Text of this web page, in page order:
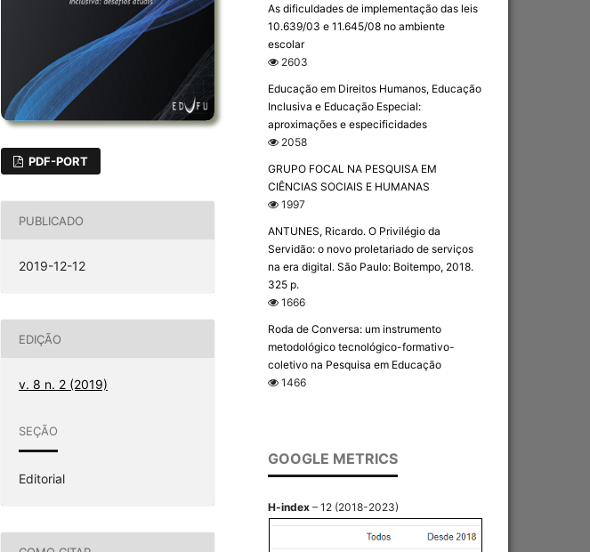
PDF-PORT
PUBLICADO
2019-12-12
EDIÇÃO
v. 8 n. 2 (2019)
SEÇÃO
Editorial
As dificuldades de implementação das leis
10.639/03 e 11.645/08 no ambiente
escolar
2603
Educação em Direitos Humanos, Educação
Inclusiva e Educação Especial:
aproximações e especificidades
2058
GRUPO FOCAL NA PESQUISA EM
CIÊNCIAS SOCIAIS E HUMANAS
1997
ANTUNES, Ricardo. O Privilégio da
Servidão: o novo proletariado de serviços
na era digital. São Paulo: Boitempo, 2018.
325 p.
1666
Roda de Conversa: um instrumento
metodológico tecnológico-formativo-
coletivo na Pesquisa em Educação
1466
GOOGLE METRICS
H-index – 12 (2018-2023)